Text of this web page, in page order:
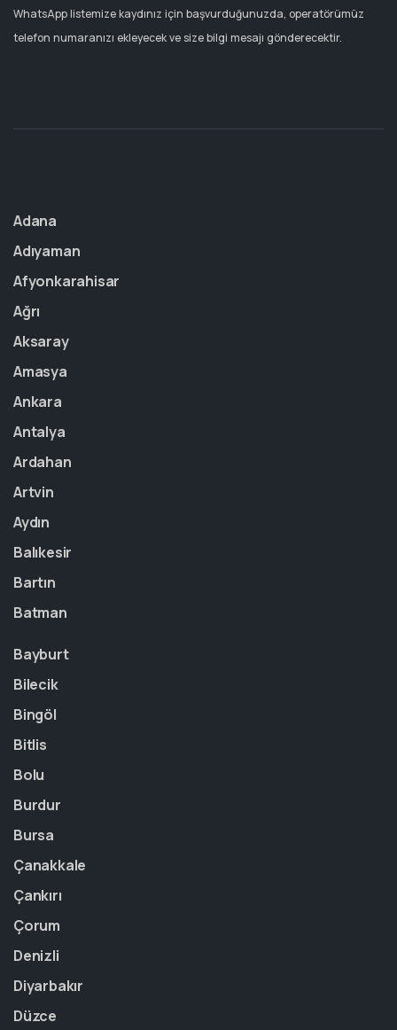
WhatsApp listemize kaydınız için başvurduğunuzda, operatörümüz
telefon numaranızı ekleyecek ve size bilgi mesajı gönderecektir.
Adana
Adıyaman
Afyonkarahisar
Ağrı
Aksaray
Amasya
Ankara
Antalya
Ardahan
Artvin
Aydın
Balıkesir
Bartın
Batman
Bayburt
Bilecik
Bingöl
Bitlis
Bolu
Burdur
Bursa
Çanakkale
Çankırı
Çorum
Denizli
Diyarbakır
Düzce